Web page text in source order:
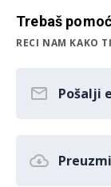
Trebaš
RECI NAM KAKO
Pošalji